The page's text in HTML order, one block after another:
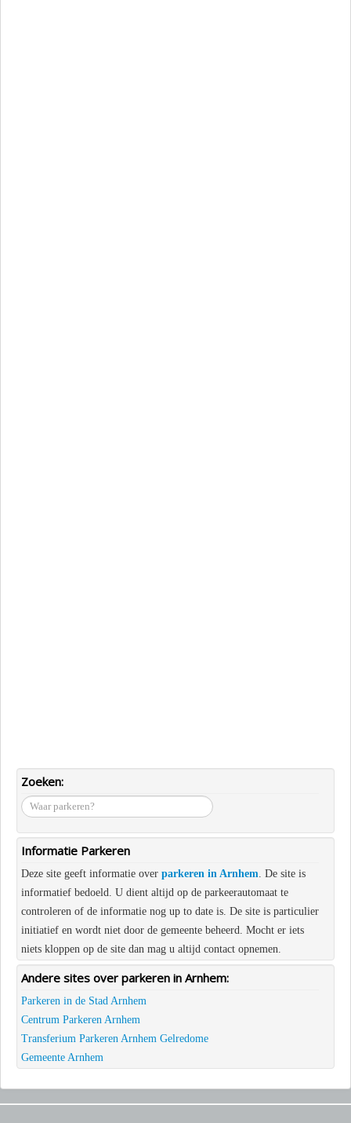
Zoeken:
waar
parkeren?
Informatie Parkeren
Deze site geeft informatie over parkeren in Arnhem . De site is
informatief bedoeld. U dient altijd op de parkeerautomaat te
controleren of de informatie nog up to date is. De site is particulier
initiatief en wordt niet door de gemeente beheerd. Mocht er iets
niets kloppen op de site dan mag u altijd contact opnemen.
Andere sites over parkeren in Arnhem:
Parkeren in de Stad Arnhem
Centrum Parkeren Arnhem
Transferium Parkeren Arnhem Gelredome
Gemeente Arnhem